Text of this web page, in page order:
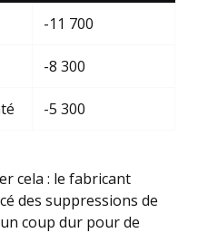
-11 700
-8 300
-5 300
cela : le fabricant
des suppressions de
coup dur pour de